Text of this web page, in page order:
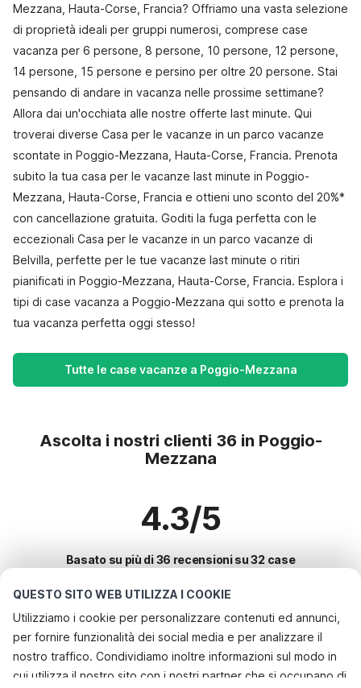
QUESTO SITO WEB UTILIZZA I COOKIE
Utilizziamo i cookie per personalizzare contenuti ed annunci,
per fornire funzionalità dei social media e per analizzare il
nostro traffico. Condividiamo inoltre informazioni sul modo in
cui utilizza il nostro sito con i nostri partner che si occupano di
Mezzana, Hauta-Corse, Francia? Offriamo una vasta selezione
di proprietà ideali per gruppi numerosi, comprese case
vacanza per 6 persone, 8 persone, 10 persone, 12 persone,
14 persone, 15 persone e persino per oltre 20 persone. Stai
pensando di andare in vacanza nelle prossime settimane?
Allora dai un'occhiata alle nostre offerte last minute. Qui
troverai diverse Casa per le vacanze in un parco vacanze
scontate in Poggio-Mezzana, Hauta-Corse, Francia. Prenota
subito la tua casa per le vacanze last minute in Poggio-
Mezzana, Hauta-Corse, Francia e ottieni uno sconto del 20%*
con cancellazione gratuita. Goditi la fuga perfetta con le
eccezionali Casa per le vacanze in un parco vacanze di
Belvilla, perfette per le tue vacanze last minute o ritiri
pianificati in Poggio-Mezzana, Hauta-Corse, Francia. Esplora i
tipi di case vacanza a Poggio-Mezzana qui sotto e prenota la
tua vacanza perfetta oggi stesso!
Tutte le case vacanze a Poggio-Mezzana
Ascolta i nostri clienti 36 in Poggio-
Mezzana
4.3/5
Basato su più di 36 recensioni su 32 case
Le destinazioni più popolari per le
vacanze
Città con i migliori servizi per le vacanze